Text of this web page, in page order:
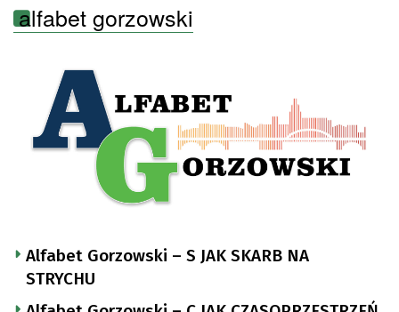
alfabet gorzowski
Alfabet Gorzowski – S JAK SKARB NA
STRYCHU